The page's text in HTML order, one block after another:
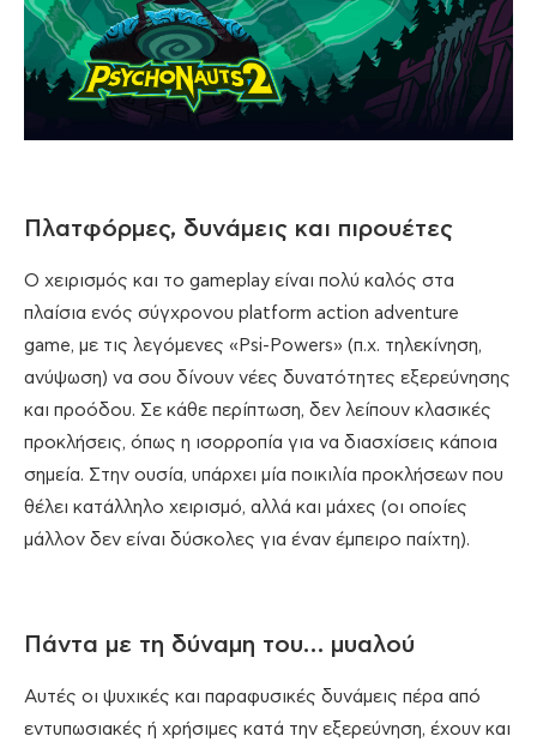
Πλατφόρμες, δυνάμεις και πιρουέτες
Ο χειρισμός και το gameplay είναι πολύ καλός στα
πλαίσια ενός σύγχρονου platform action adventure
game, με τις λεγόμενες «Psi-Powers» (π.χ. τηλεκίνηση,
ανύψωση) να σου δίνουν νέες δυνατότητες εξερεύνησης
και προόδου. Σε κάθε περίπτωση, δεν λείπουν κλασικές
προκλήσεις, όπως η ισορροπία για να διασχίσεις κάποια
σημεία. Στην ουσία, υπάρχει μία ποικιλία προκλήσεων που
θέλει κατάλληλο χειρισμό, αλλά και μάχες (οι οποίες
μάλλον δεν είναι δύσκολες για έναν έμπειρο παίχτη).
Πάντα με τη δύναμη του… μυαλού
Αυτές οι ψυχικές και παραφυσικές δυνάμεις πέρα από
εντυπωσιακές ή χρήσιμες κατά την εξερεύνηση, έχουν και